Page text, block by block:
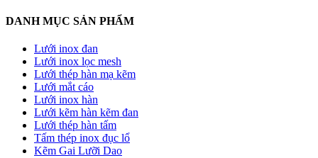
DANH MỤC SẢN PHẨM
Lưới inox đan
Lưới inox lọc mesh
Lưới thép hàn mạ kẽm
Lưới mắt cáo
Lưới inox hàn
Lưới kẽm hàn kẽm đan
Lưới thép hàn tấm
Tấm thép inox đục lổ
Kẽm Gai Lưỡi Dao